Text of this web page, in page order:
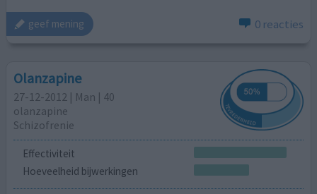
geef mening 0 reacties
Olanzapine
27-12-2012 | Man | 40
olanzapine
Schizofrenie
Effectiviteit
Hoeveelheid bijwerkingen